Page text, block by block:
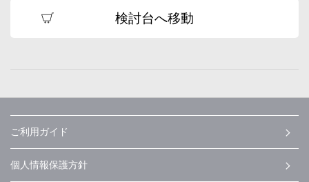
検討台へ移動
ご利用ガイド
個人情報保護方針